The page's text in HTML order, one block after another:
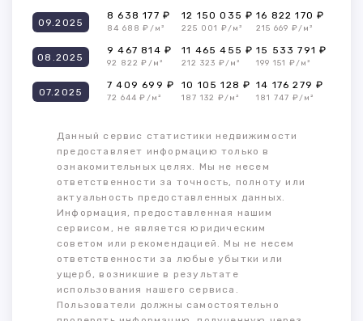
09.2025
8 638 177 ₽
84 688 ₽/м²
12 150 035 ₽
225 001 ₽/м²
16 822 170 ₽
215 669 ₽/м²
08.2025
9 467 814 ₽
92 822 ₽/м²
11 465 455 ₽
212 323 ₽/м²
15 533 791 ₽
199 151 ₽/м²
07.2025
7 409 699 ₽
72 644 ₽/м²
10 105 128 ₽
187 132 ₽/м²
14 176 279 ₽
181 747 ₽/м²
Данный сервис статистики недвижимости
предоставляет информацию только в
ознакомительных целях. Мы не несем
ответственности за точность, полноту или
актуальность предоставленных данных.
Информация, предоставленная нашим
сервисом, не является юридическим
советом или рекомендацией. Мы не несем
ответственности за любые убытки или
ущерб, возникшие в результате
использования нашего сервиса.
Пользователи должны самостоятельно